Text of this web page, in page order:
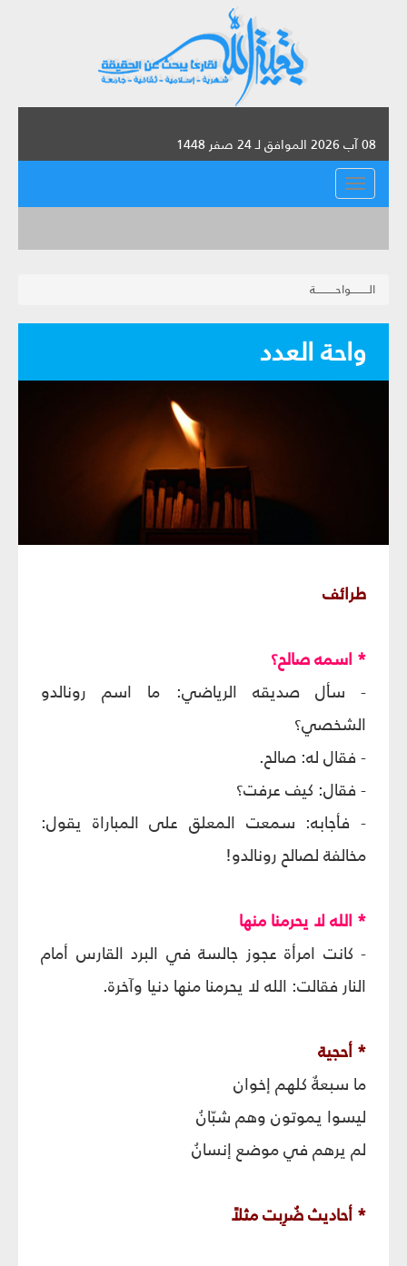
08 آب 2026 الموافق لـ 24 صفر 1448
القائمة
الــــــــــواحـــــــــــة
واحة العدد
طرائف
* اسمه صالح؟
- سأل صديقه الرياضي: ما اسم رونالدو
الشخصي؟
- فقال له: صالح.
- فقال: كيف عرفت؟
- فأجابه: سمعت المعلق على المباراة يقول:
مخالفة لصالح رونالدو!
* الله لا يحرمنا منها
- كانت امرأة عجوز جالسة في البرد القارس أمام
النار فقالت: الله لا يحرمنا منها دنيا وآخرة.
* أحجية
ما سبعةٌ كلهم إخوان
ليسوا يموتون وهم شبّانُ
لم يرهم في موضع إنسانُ
* أحاديث ضُرِبت مثلاً